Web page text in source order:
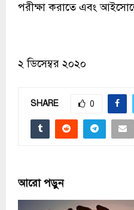
পরীক্ষা করাতে এবং
২ ডিসেম্বর ২০২০
SHARE 0
আরো পড়ুন